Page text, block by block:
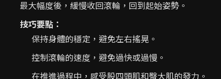
最大幅度後，緩慢收回滾輪，回到起始姿勢。
技巧要點：
保持身體的穩定，避免左右搖晃。
控制滾輪的速度，避免過快或過慢。
在推進過程中，感受股四頭肌和臀大肌的發力。